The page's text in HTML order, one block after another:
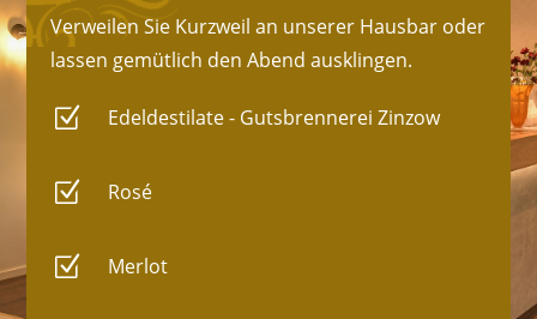
Verweilen Sie Kurzweil an unserer Hausbar oder
lassen gemütlich den Abend ausklingen.
Z Edeldestilate - Gutsbrennerei Zinzow
Z Rosé
Z Merlot